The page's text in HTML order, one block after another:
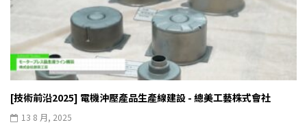
[技術前沿2025] 電機沖壓產品生產線建設 - 總美工藝株式會社
13 8 月, 2025